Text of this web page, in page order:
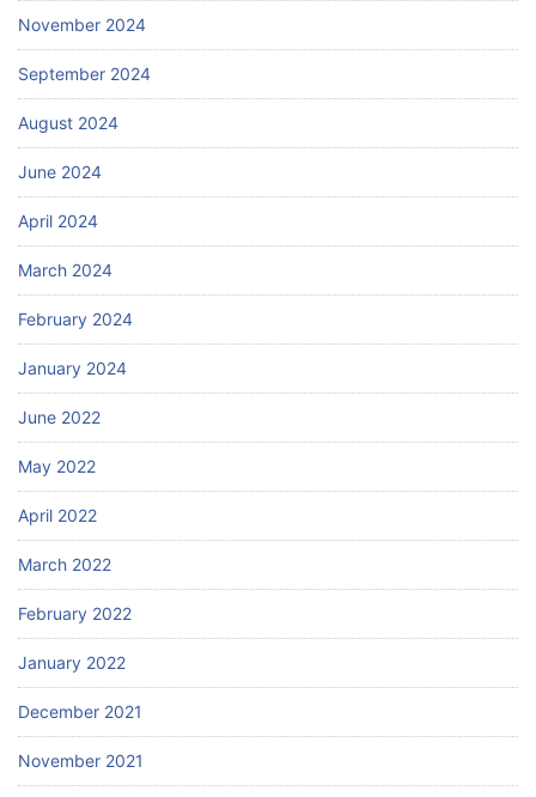
November 2024
September 2024
August 2024
June 2024
April 2024
March 2024
February 2024
January 2024
June 2022
May 2022
April 2022
March 2022
February 2022
January 2022
December 2021
November 2021